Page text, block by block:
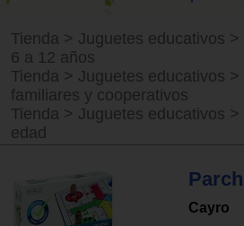
Tienda > Juguetes educativos >
6 a 12 años
Tienda > Juguetes educativos >
familiares y cooperativos
Tienda > Juguetes educativos >
edad
Cayro